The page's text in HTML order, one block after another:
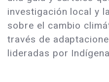
investigación local y
sobre el cambio
través de
lideradas por